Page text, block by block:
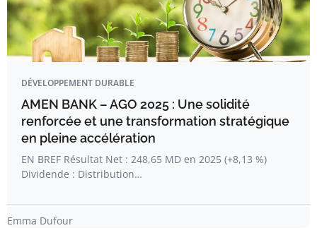
DÉVELOPPEMENT DURABLE
AMEN BANK – AGO 2025 : Une solidité
renforcée et une transformation stratégique
en pleine accélération
EN BREF Résultat Net : 248,65 MD en 2025 (+8,13 %)
Dividende : Distribution…
Emma Dufour